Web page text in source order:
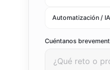
Automatización / IA
Cuéntanos